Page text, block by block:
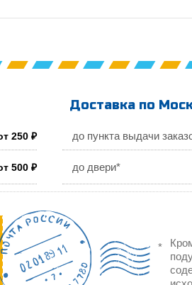
250 ₽
500 ₽
Доставка по
до пункта выдачи
до двери*